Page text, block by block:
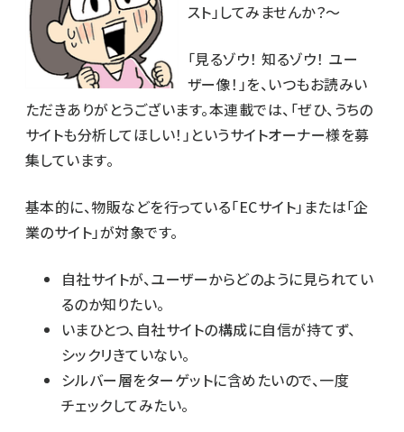
スト」してみませんか？～
「見るゾウ！ 知るゾウ！ ユー
ザー像！」を、いつもお読みい
ただきありがとうございます。本連載では、「ぜひ、うちの
サイトも分析してほしい！」というサイトオーナー様を募
集しています。
基本的に、物販などを行っている「ECサイト」または「企
業のサイト」が対象です。
自社サイトが、ユーザーからどのように見られてい
るのか知りたい。
いまひとつ、自社サイトの構成に自信が持てず、
シックリきていない。
シルバー層をターゲットに含めたいので、一度
チェックしてみたい。